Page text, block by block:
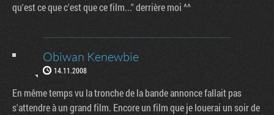
qu'est ce que c'est que ce film..." derrière moi ^^
Obiwan Kenewbie
14.11.2008
En même temps vu la tronche de la bande annonce fallait pas
s'attendre à un grand film. Encore un film que je louerai un soir de